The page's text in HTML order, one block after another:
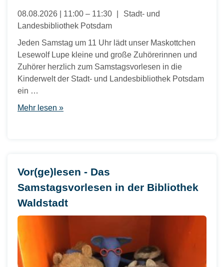
08.08.2026 | 11:00 – 11:30
Stadt- und
Landesbibliothek Potsdam
Jeden Samstag um 11 Uhr lädt unser Maskottchen
Lesewolf Lupe kleine und große Zuhörerinnen und
Zuhörer herzlich zum Samstagsvorlesen in die
Kinderwelt der Stadt- und Landesbibliothek Potsdam
ein …
Mehr lesen »
Vor(ge)lesen - Das
Samstagsvorlesen in der Bibliothek
Waldstadt